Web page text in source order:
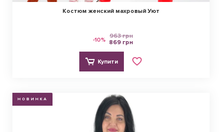
Костюм женский махровый Уют
-10% 963 грн
869 грн
Купити
НОВИНКА